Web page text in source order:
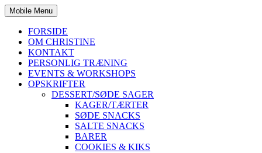
Mobile Menu
FORSIDE
OM CHRISTINE
KONTAKT
PERSONLIG TRÆNING
EVENTS & WORKSHOPS
OPSKRIFTER
DESSERT/SØDE SAGER
KAGER/TÆRTER
SØDE SNACKS
SALTE SNACKS
BARER
COOKIES & KIKS